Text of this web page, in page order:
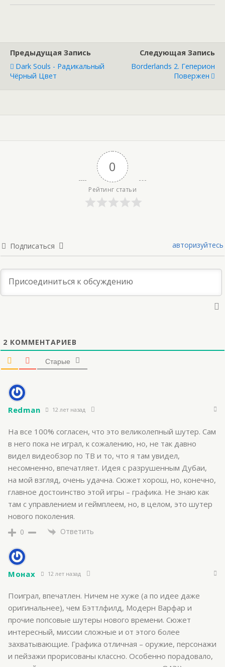
Предыдущая Запись
Dark Souls - Радикальный
Чёрный Цвет
Следующая Запись
Borderlands 2. Геперион
Повержен
0
Рейтинг статьи
Подписаться авторизуйтесь
2 КОММЕНТАРИЕВ
Старые
Redman 12 лет назад
На все 100% согласен, что это великолепный шутер. Сам
в него пока не играл, к сожалению, но, не так давно
видел видеобзор по ТВ и то, что я там увидел,
несомненно, впечатляет. Идея с разрушенным Дубаи,
на мой взгляд, очень удачна. Сюжет хорош, но, конечно,
главное достоинство этой игры – графика. Не знаю как
там с управлением и геймплеем, но, в целом, это шутер
нового поколения.
0 Ответить
Монах 12 лет назад
Поиграл, впечатлен. Ничем не хуже (а по идее даже
оригинальнее), чем Бэттлфилд, Модерн Варфар и
прочие попсовые шутеры нового времени. Сюжет
интересный, миссии сложные и от этого более
захватывающие. Графика отличная – оружие, персонажи
и пейзажи прорисованы классно. Особенно порадовало,